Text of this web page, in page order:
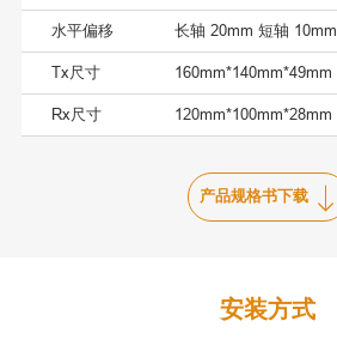
水平偏移 长轴 20mm 短轴 10mm
Tx尺寸 160mm*140mm*49mm
Rx尺寸 120mm*100mm*28mm
产品规格书下载
安装方式